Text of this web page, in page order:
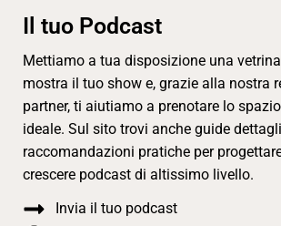
Il tuo Podcast
Mettiamo a tua disposizione una
mostra il tuo show e, grazie alla nostra
partner, ti aiutiamo a prenotare lo
ideale. Sul sito trovi anche guide
raccomandazioni pratiche per
crescere podcast di altissimo livello.
Invia il tuo podcast